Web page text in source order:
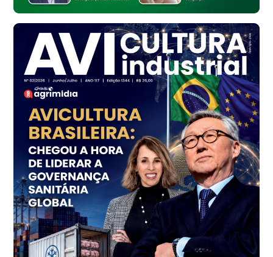
cx
Frango - Indicador
R$ 7,16
kg
Frango - Indicador
R$ 7,18
Trigo Atacado - Regional
PR
R$ 1.414,46
t
Trigo Atacado - Regional
RS
R$ 1.314,61